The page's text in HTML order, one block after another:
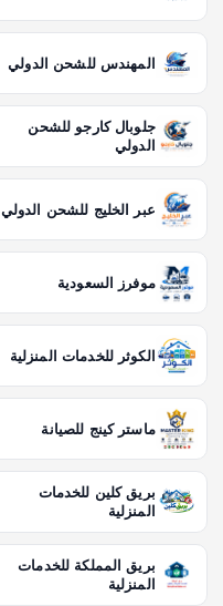
المهندس للشحن الدولي
جلوبال كارجو للشحن
الدولي
عبر الخليج للشحن الدولي
موفرز السعودية
الكوثر للخدمات المنزلية
ماستر كينج للصيانة
بريق كلين للخدمات
المنزلية
بريق المملكة للخدمات
المنزلية